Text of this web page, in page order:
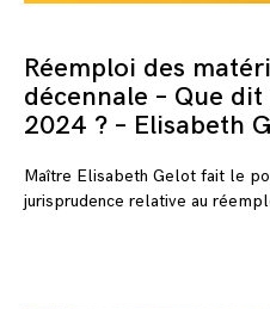
Réemploi des
décennale – Que
2024 ? – Elisabeth
Maître Elisabeth Gelot fait le
jurisprudence relative au